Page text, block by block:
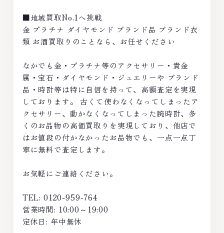
■地域買取No.1へ挑戦
金 プラチナ ダイヤモンド ブランド品 ブランド衣
類 お酒買取りのことなら、お任せください
なかでも金・プラチナ等のアクセサリー・貴金
属・宝石・ダイヤモンド・ジュエリーや ブランド
品・時計等は特に自信を持って、高額査定を実現
しております。 古くて使わなくなってしまったア
クセサリー、動かなくなってしまった腕時計、多
くのお品物の高価買取りを実現しており、他店で
はお値段の付かなかったお品物でも、一点一点丁
寧に無料で査定します。
お気軽にご連絡ください。
TEL: 0120-959-764
営業時間: 10:00～19:00
定休日: 年中無休